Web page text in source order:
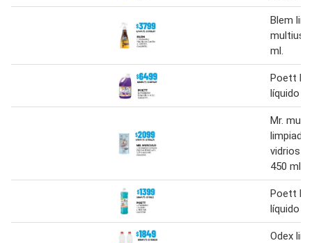
Blem
ml.
Poett
líquido 4 l
Mr.
vidrios
450 ml
Poett
líquido
Odex